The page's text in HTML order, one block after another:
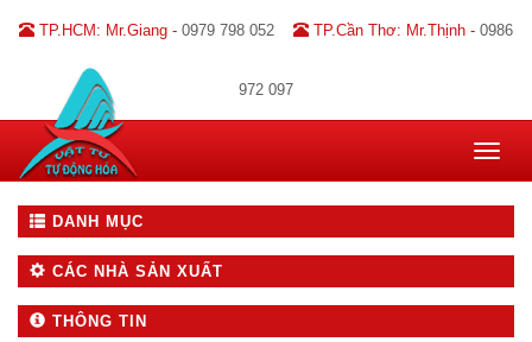
TP.HCM: Mr.Giang - 0979 798 052 TP.Cần Thơ: Mr.Thịnh - 0986
972 097
Toggle
DANH MỤC
CÁC NHÀ SẢN XUẤT
THÔNG TIN